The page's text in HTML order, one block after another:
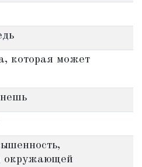
которая может
окружающей